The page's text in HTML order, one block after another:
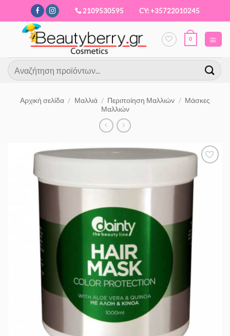
Μετάβαση
περιεχόμενο
2109530595 CY: +35722010245
0
Αναζήτηση
για:
Αρχική σελίδα / Μαλλιά / Περιποίηση Μαλλιών / Μάσκες
Μαλλιών
στα
Αγαπημένα